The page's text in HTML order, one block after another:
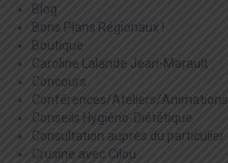
Blog
Bons Plans Régionaux !
Boutique
Caroline Lalande Jean-Marault
Concours
Conférences/Ateliers/Animations
Conseils Hygièno-Diététique
Consultation auprès du particulier
Crusine avec Cilou